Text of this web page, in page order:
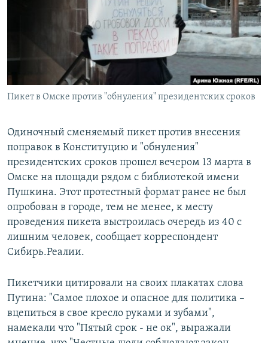
Пикет в Омске против "обнуления" президентских сроков
​Одиночный сменяемый пикет против внесения
поправок в Конституцию и "обнуления"
президентских сроков прошел вечером 13 марта в
Омске на площади рядом с библиотекой имени
Пушкина. Этот протестный формат ранее не был
опробован в городе, тем не менее, к месту
проведения пикета выстроилась очередь из 40 с
лишним человек, сообщает корреспондент
Сибирь.Реалии.
Пикетчики цитировали на своих плакатах слова
Путина: "Самое плохое и опасное для политика –
вцепиться в свое кресло руками и зубами",
намекали что "Пятый срок - не ок", выражали